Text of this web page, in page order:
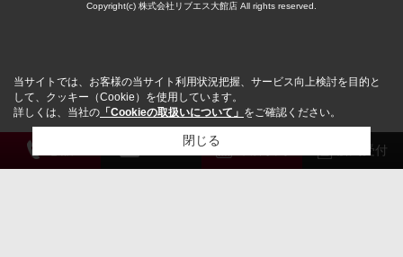
解約受付
Copyright(c) 株式会社リブエス大館店 All rights reserved.
当サイトでは、お客様の当サイト利用状況把握、サービス向上検討を目的と
して、クッキー（Cookie）を使用しています。
詳しくは、当社の 「Cookieの取扱いについて」 をご確認ください。
閉じる